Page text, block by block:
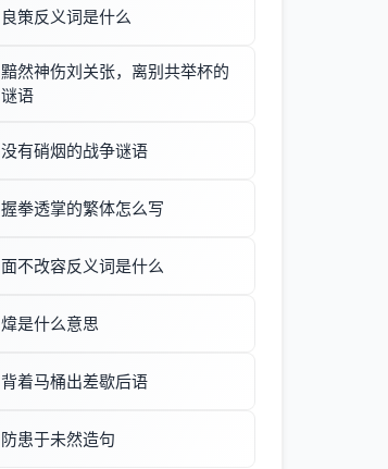
良策反义词是什么
黯然神伤刘关张，离别共举杯的
谜语
没有硝烟的战争谜语
握拳透掌的繁体怎么写
面不改容反义词是什么
煒是什么意思
背着马桶出差歇后语
防患于未然造句